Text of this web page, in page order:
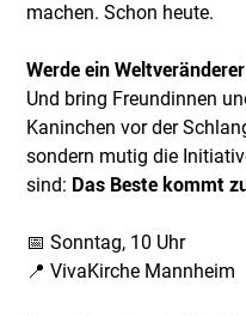
machen. Schon heute.
Werde ein
Und bring Freundinnen
Kaninchen vor der
sondern mutig die
sind: Das Beste kommt
📅 Sonntag, 10 Uhr
📍 VivaKirche Mannheim